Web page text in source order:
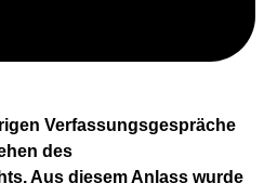
Verfassungsgespräche
des
Aus diesem Anlass wurde